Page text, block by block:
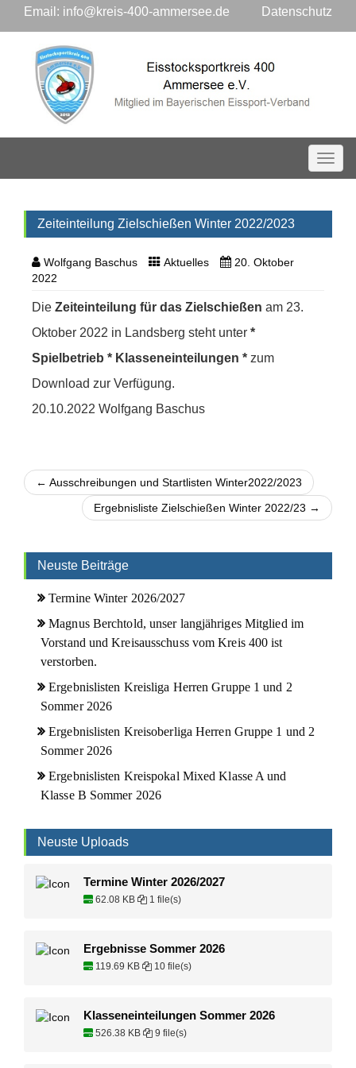
Email: info@kreis-400-ammersee.de Datenschutz
Zeiteinteilung Zielschießen Winter 2022/2023
Wolfgang Baschus Aktuelles
20. Oktober
2022
Die Zeiteinteilung für das Zielschießen am 23.
Oktober 2022 in Landsberg steht unter *
Spielbetrieb * Klasseneinteilungen * zum
Download zur Verfügung.
20.10.2022 Wolfgang Baschus
← Ausschreibungen und Startlisten Winter2022/2023
Ergebnisliste Zielschießen Winter 2022/23 →
Neuste Beiträge
Termine Winter 2026/2027
Magnus Berchtold, unser langjähriges Mitglied im
Vorstand und Kreisausschuss vom Kreis 400 ist
verstorben.
Ergebnislisten Kreisliga Herren Gruppe 1 und 2
Sommer 2026
Ergebnislisten Kreisoberliga Herren Gruppe 1 und 2
Sommer 2026
Ergebnislisten Kreispokal Mixed Klasse A und
Klasse B Sommer 2026
Neuste Uploads
Termine Winter 2026/2027
62.08 KB 1 file(s)
Ergebnisse Sommer 2026
119.69 KB 10 file(s)
Klasseneinteilungen Sommer 2026
526.38 KB 9 file(s)